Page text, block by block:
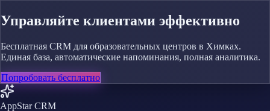
Управляйте клиентами эффективно
Бесплатная CRM для образовательных центров в Химках.
Единая база, автоматические напоминания, полная аналитика.
Попробовать бесплатно
AppStar CRM